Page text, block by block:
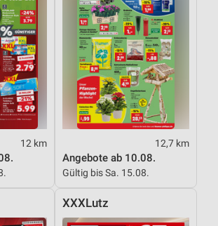
12 km 12,7 km
Angebote ab 10.08.
Gültig bis Sa. 15.08.
XXXLutz